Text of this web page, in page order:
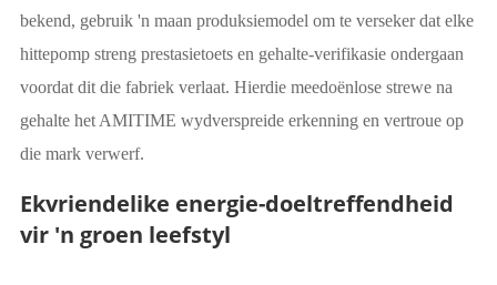
bekend, gebruik 'n maan produksiemodel om te verseker dat elke
hittepomp streng prestasietoets en gehalte-verifikasie ondergaan
voordat dit die fabriek verlaat. Hierdie meedoënlose strewe na
gehalte het AMITIME wydverspreide erkenning en vertroue op
die mark verwerf.
Ekvriendelike energie-doeltreffendheid
vir 'n groen leefstyl